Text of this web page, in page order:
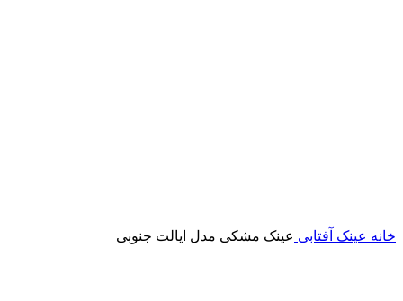
خانه عینک آفتابی عینک مشکی مدل ایالت جنوبی